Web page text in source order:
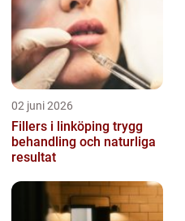
02 juni 2026
Fillers i linköping trygg
behandling och naturliga
resultat